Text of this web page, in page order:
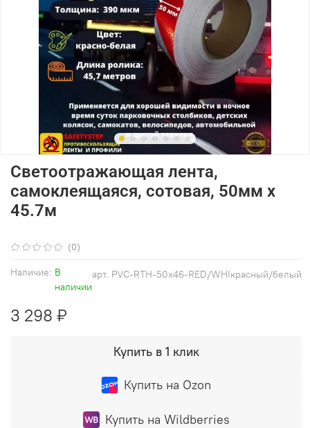
(0)
арт. PVC-RTH-50x46-RED/WHIкрасный/белый
Наличие: В
наличии
Светоотражающая лента,
самоклеящаяся, сотовая, 50мм х
45.7м
3 298 ₽
Купить в 1 клик
Купить на Ozon
Купить на Wildberries